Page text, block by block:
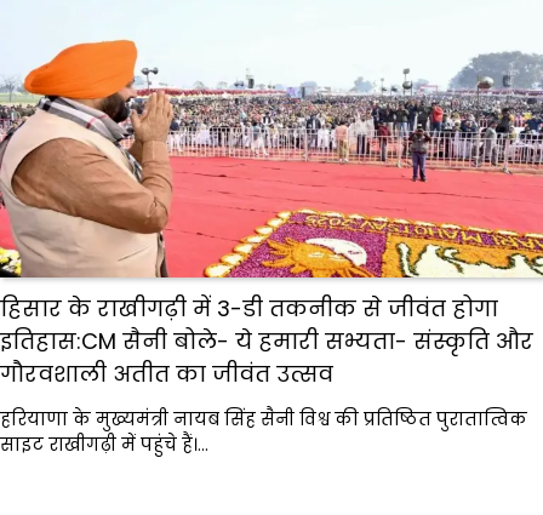
हिसार के राखीगढ़ी में 3-डी तकनीक से जीवंत होगा
इतिहास:CM सैनी बोले- ये हमारी सभ्यता- संस्कृति और
गौरवशाली अतीत का जीवंत उत्सव
हरियाणा के मुख्यमंत्री नायब सिंह सैनी विश्व की प्रतिष्ठित पुरातात्विक
साइट राखीगढ़ी में पहुंचे हैं।…